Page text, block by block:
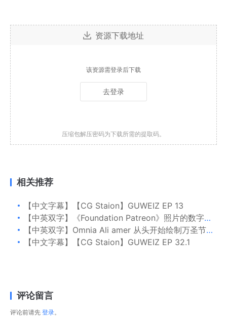
资源下载地址
该资源需登录后下载
去登录
压缩包解压密码为下载所需的提取码。
相关推荐
【中文字幕】【CG Staion】GUWEIZ EP 13
【中英双字】《Foundation Patreon》照片的数字绘画 Part 2
【中英双字】Omnia Ali amer 从头开始绘制万圣节卡通插图
【中文字幕】【CG Staion】GUWEIZ EP 32.1
评论留言
评论前请先 登录。